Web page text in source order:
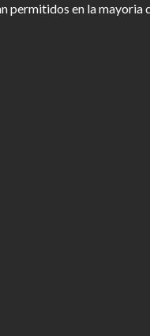
permitidos en la mayoria